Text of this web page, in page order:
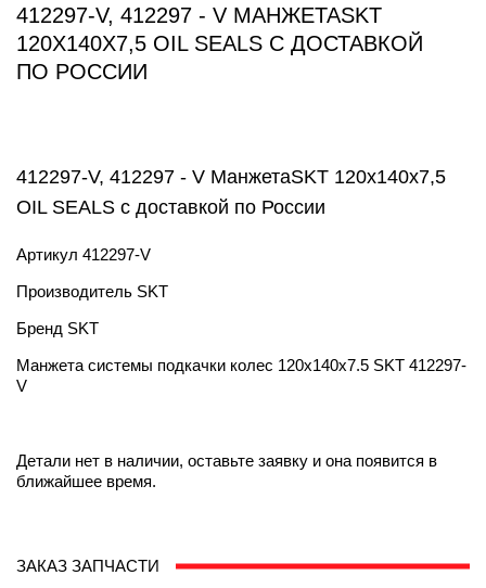
412297-V, 412297 - V МАНЖЕТАSKT
120Х140Х7,5 OIL SEALS С ДОСТАВКОЙ
ПО РОССИИ
412297-V, 412297 - V МанжетаSKT 120х140х7,5
OIL SEALS с доставкой по России
Артикул 412297-V
Производитель SKT
Бренд SKT
Манжета системы подкачки колес 120х140х7.5 SKT 412297-
V
Детали нет в наличии, оставьте заявку и она появится в
ближайшее время.
ЗАКАЗ ЗАПЧАСТИ